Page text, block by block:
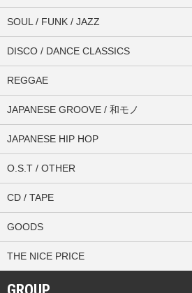
SOUL / FUNK / JAZZ
DISCO / DANCE CLASSICS
REGGAE
JAPANESE GROOVE / 和モノ
JAPANESE HIP HOP
O.S.T / OTHER
CD / TAPE
GOODS
THE NICE PRICE